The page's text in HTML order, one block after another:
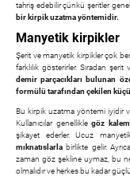
tahriş edebilir çünkü şeritler
bir kirpik uzatma yöntemidir.
Manyetik kirpikler
Şerit ve manyetik kirpikler çok
farklılık gösterirler. Sıradan
demir parçacıkları bulunan
formülü tarafından çekilen
Bu kirpik uzatma yöntemi iyidir
Kullanıcılar genelliklegöz
şikayet ederler. Ucuz
mıknatıslarla birlikte gelir.
zaman göz şekline uymaz, bu
olmalıdır ve herkes bu kadar